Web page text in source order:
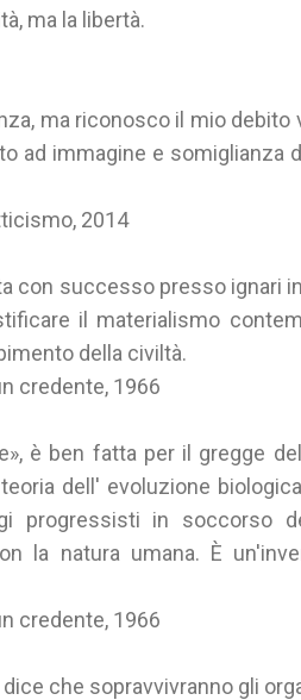
ma la libertà.
ma riconosco il mio debito
ad immagine e somiglianza
2014
con successo presso ignari
il materialismo
della civiltà.
credente, 1966
è ben fatta per il gregge
dell' evoluzione
progressisti in soccorso
la natura umana. È
credente, 1966
dice che sopravvivranno gli